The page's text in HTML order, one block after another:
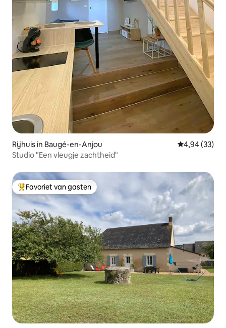
Rijhuis in Baugé-en-Anjou Gemiddelde
4,94 (33)
Studio "Een vleugje zachtheid"
Topfavoriet van gasten
Favoriet van gasten